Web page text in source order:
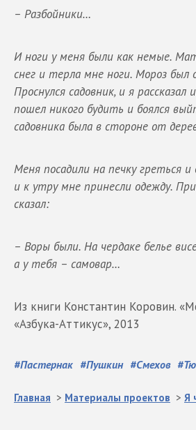
– Разбойники…
И ноги у меня были как немые.
снег и терла мне ноги. Мороз был
Проснулся садовник, и я рассказал
пошел никого будить и боялся
садовника была в стороне от
Меня посадили на печку греться и
и к утру мне принесли одежду.
сказал:
– Воры были. На чердаке белье
а у тебя – самовар…
Из книги Константин Коровин.
«Азбука-Аттикус», 2013
#Пастернак #Пушкин #Смехов #
Главная > Материалы проектов > Я